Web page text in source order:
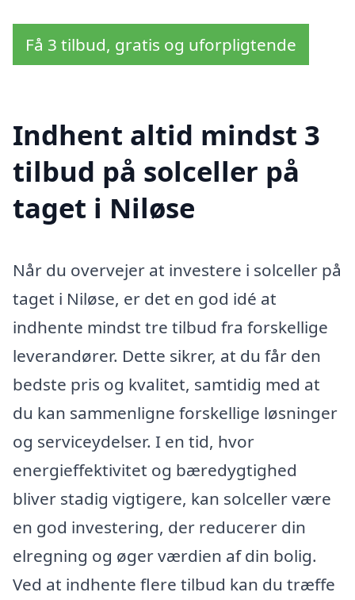
Få 3 tilbud, gratis og uforpligtende
Indhent altid mindst 3
tilbud på solceller på
taget i Niløse
Når du overvejer at investere i solceller på
taget i Niløse, er det en god idé at
indhente mindst tre tilbud fra forskellige
leverandører. Dette sikrer, at du får den
bedste pris og kvalitet, samtidig med at
du kan sammenligne forskellige løsninger
og serviceydelser. I en tid, hvor
energieffektivitet og bæredygtighed
bliver stadig vigtigere, kan solceller være
en god investering, der reducerer din
elregning og øger værdien af din bolig.
Ved at indhente flere tilbud kan du træffe